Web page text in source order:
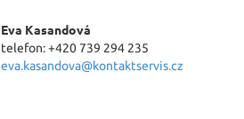
Eva Kasandová
telefon: +420 739 294 235
eva.kasandova@kontaktservis.cz